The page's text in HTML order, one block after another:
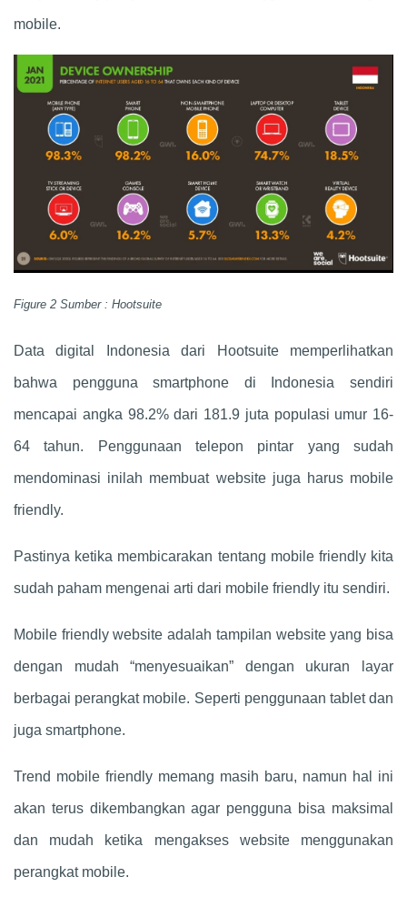
mobile.
Figure 2 Sumber : Hootsuite
Data digital Indonesia dari Hootsuite memperlihatkan
bahwa pengguna smartphone di Indonesia sendiri
mencapai angka 98.2% dari 181.9 juta populasi umur 16-
64 tahun. Penggunaan telepon pintar yang sudah
mendominasi inilah membuat website juga harus mobile
friendly.
Pastinya ketika membicarakan tentang mobile friendly kita
sudah paham mengenai arti dari mobile friendly itu sendiri.
Mobile friendly website adalah tampilan website yang bisa
dengan mudah “menyesuaikan” dengan ukuran layar
berbagai perangkat mobile. Seperti penggunaan tablet dan
juga smartphone.
Trend mobile friendly memang masih baru, namun hal ini
akan terus dikembangkan agar pengguna bisa maksimal
dan mudah ketika mengakses website menggunakan
perangkat mobile.